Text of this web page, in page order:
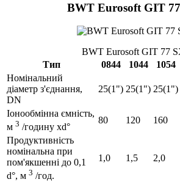
BWT Eurosoft GIT
BWT Eurosoft GIT 77
Тип
0844 1044 1054
Номінальний
діаметр з'єднання,
DN
25(1") 25(1") 25(1")
Іонообмінна ємність,
м 3 /годину xd°
80 120 160
Продуктивність
номінальна при
пом'якшенні до 0,1
d°, м 3 /год.
1,0 1,5 2,0